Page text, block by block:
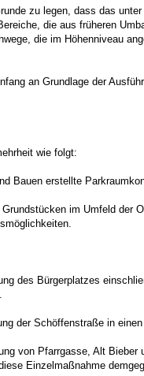
zu legen, dass das
die aus früheren
die im Höhenniveau
an Grundlage der
wie folgt:
Bauen erstellte
im Umfeld
des Bürgerplatzes
der Schöffenstraße in
von Pfarrgasse, Alt
Einzelmaßnahme